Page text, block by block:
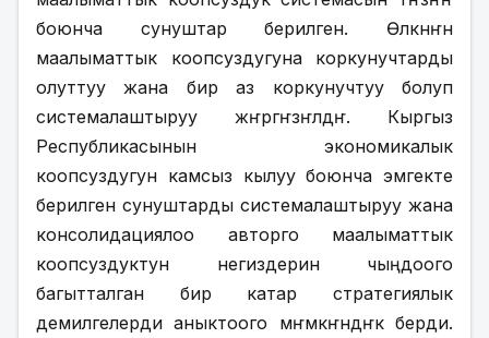
боюнча сунуштар берилген. Өлкөнҥн
маалыматтык коопсуздугуна коркунучтарды
олуттуу жана бир аз коркунучтуу болуп
системалаштыруу жҥргҥзҥлдҥ. Кыргыз
Республикасынын экономикалык
коопсуздугун камсыз кылуу боюнча эмгекте
берилген сунуштарды системалаштыруу жана
консолидациялоо авторго маалыматтык
коопсуздуктун негиздерин чыңдоого
багытталган бир катар стратегиялык
демилгелерди аныктоого мҥмкҥндҥк берди.